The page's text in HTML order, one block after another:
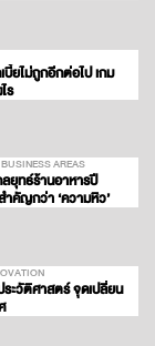
ยไม่ถูกอีกต่อไป เกม
ร
AREAS
ลยุทธ์ร้านอาหารปี
ำคัญกว่า ‘ความหิว’
ะวัติศาสตร์ จุดเปลี่ยน